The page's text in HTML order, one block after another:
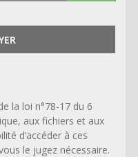
la loi n°78-17 du 6
aux fichiers et aux
d’accéder à ces
le jugez nécessaire.